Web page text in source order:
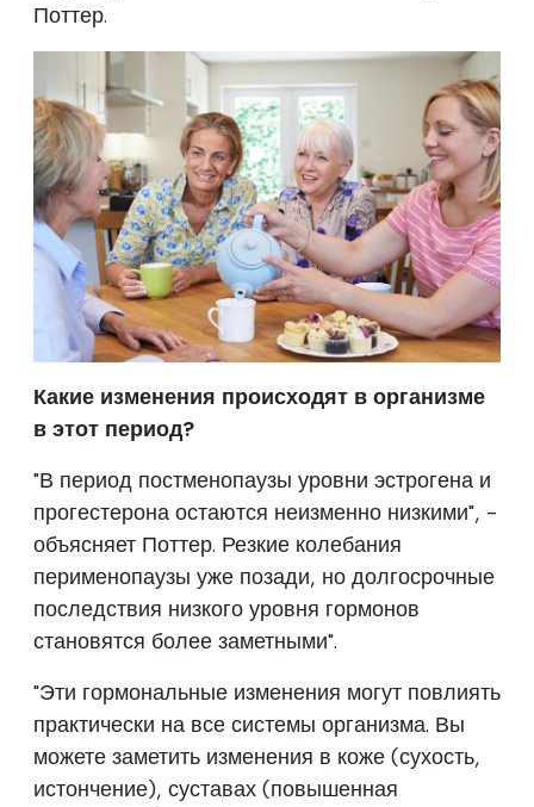
Поттер.
Какие изменения происходят в организме
в этот период?
"В период постменопаузы уровни эстрогена и
прогестерона остаются неизменно низкими", -
объясняет Поттер. Резкие колебания
перименопаузы уже позади, но долгосрочные
последствия низкого уровня гормонов
становятся более заметными".
"Эти гормональные изменения могут повлиять
практически на все системы организма. Вы
можете заметить изменения в коже (сухость,
истончение), суставах (повышенная